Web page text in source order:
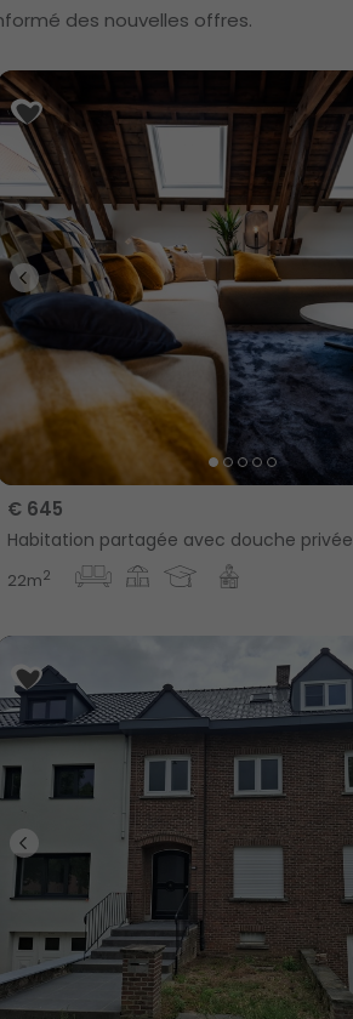
des nouvelles offres.
€ 645
Habitation partagée avec douche privée
22m2